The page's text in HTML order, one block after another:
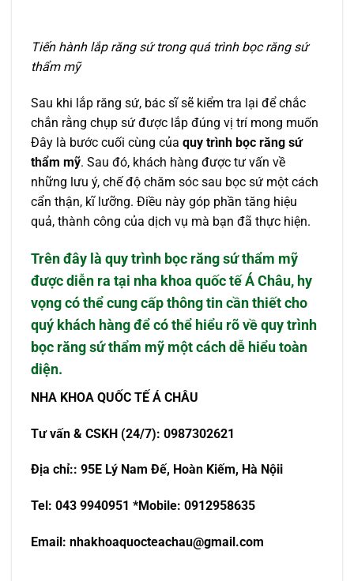
Tiến hành lắp răng sứ trong quá trình bọc răng sứ
thẩm mỹ
Sau khi lắp răng sứ, bác sĩ sẽ kiểm tra lại để chắc
chắn rằng chụp sứ được lắp đúng vị trí mong muốn
Đây là bước cuối cùng của quy trình bọc răng sứ
thẩm mỹ. Sau đó, khách hàng được tư vấn về
những lưu ý, chế độ chăm sóc sau bọc sứ một cách
cẩn thận, kĩ lưỡng. Điều này góp phần tăng hiệu
quả, thành công của dịch vụ mà bạn đã thực hiện.
Trên đây là quy trình bọc răng sứ thẩm mỹ
được diễn ra tại nha khoa quốc tế Á Châu, hy
vọng có thể cung cấp thông tin cần thiết cho
quý khách hàng để có thể hiểu rõ về quy trình
bọc răng sứ thẩm mỹ một cách dễ hiểu toàn
diện.
NHA KHOA QUỐC TẾ Á CHÂU
Tưvấn & CSKH (24/7): 0987302621
Địa chỉ:: 95E Lý Nam Đế, Hoàn Kiếm, Hà Nộii
Tel: 043 9940951 *Mobile: 0912958635
Email: nhakhoaquocteachau@gmail.com